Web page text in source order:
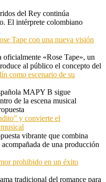
del Rey continúa
El intérprete colombiano
Tape con una nueva visión
oficialmente «Rose Tape», un
al público el concepto del
como escenario de su
MAPY B sigue
de la escena musical
y convierte el
vibrante que combina
de una producción
prohibido en un éxito
tradicional del romance para